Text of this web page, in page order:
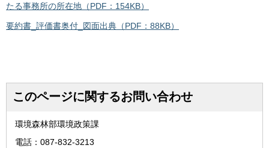
たる事務所の所在地（PDF：154KB）
要約書_評価書奥付_図面出典（PDF：88KB）
このページに関するお問い合わせ
環境森林部環境政策課
電話：087-832-3213